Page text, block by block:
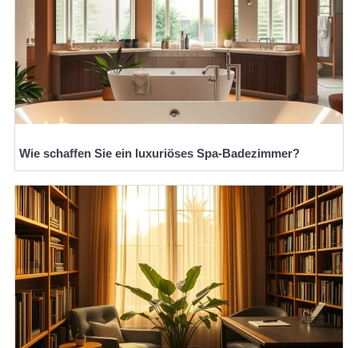
Wie schaffen Sie ein luxuriöses Spa-Badezimmer?